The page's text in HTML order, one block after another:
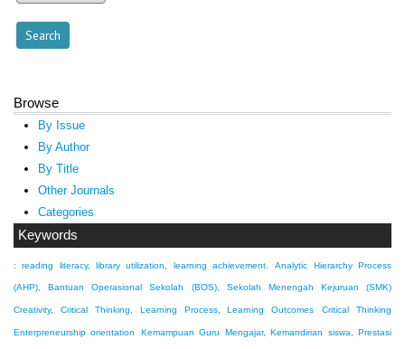
Browse
By Issue
By Author
By Title
Other Journals
Categories
Keywords
: reading literacy, library utilization, learning achievement. Analytic Hierarchy Process
(AHP), Bantuan Operasional Sekolah (BOS), Sekolah Menengah Kejuruan (SMK)
Creativity, Critical Thinking, Learning Process, Learning Outcomes Critical Thinking
Enterpreneurship orientation Kemampuan Guru Mengajar, Kemandirian siswa, Prestasi